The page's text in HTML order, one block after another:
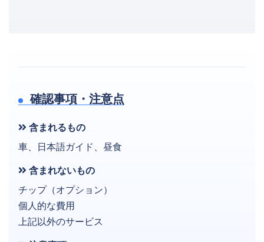
確認事項・注意点
含まれるもの
車、日本語ガイド、昼食
含まれないもの
チップ（オプション）
個人的な費用
上記以外のサービス